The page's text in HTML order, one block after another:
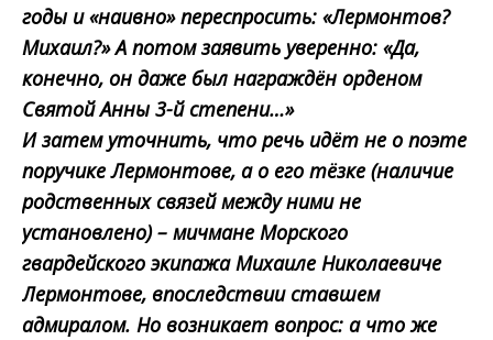
годы и «наивно» переспросить: «Лермонтов?
Михаил?» А потом заявить уверенно: «Да,
конечно, он даже был награждён орденом
Святой Анны 3-й степени…»
И затем уточнить, что речь идёт не о поэте
поручике Лермонтове, а о его тёзке (наличие
родственных связей между ними не
установлено) – мичмане Морского
гвардейского экипажа Михаиле Николаевиче
Лермонтове, впоследствии ставшем
адмиралом. Но возникает вопрос: а что же